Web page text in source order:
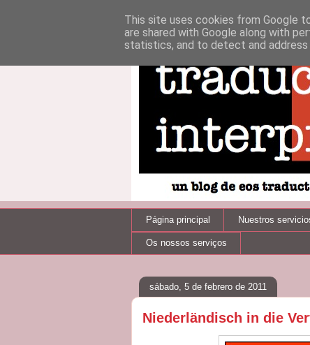
Página principal Nuestros
Os nossos serviços
sábado, 5 de febrero de 2011
Niederländisch in die
This site uses cookies from Google
are shared with Google along with
statistics, and to detect and address